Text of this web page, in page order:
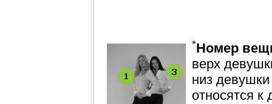
*Номер
верх
низ
относятся